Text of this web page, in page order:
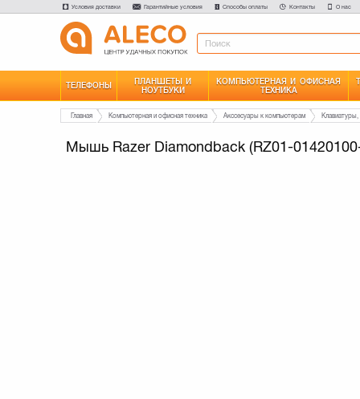
Условия доставки Гарантийные условия Способы оплаты Контакты О нас
ТЕЛЕФОНЫ
ПЛАНШЕТЫ И
НОУТБУКИ
КОМПЬЮТЕРНАЯ И ОФИСНАЯ
ТЕХНИКА
Главная Компьютерная и офисная техника Акссесуары к компьютерам
Мышь Razer Diamondback (RZ01-